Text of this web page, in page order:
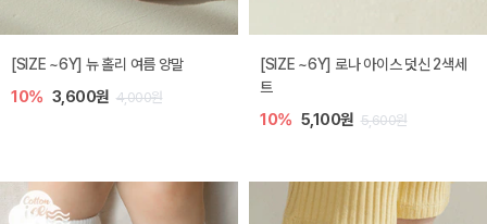
[SIZE ~6Y] 뉴 홀리 여름 양말
10% 3,600원 4,000원
[SIZE ~6Y] 로나 아이스 덧신 2색세
트
10% 5,100원 5,600원